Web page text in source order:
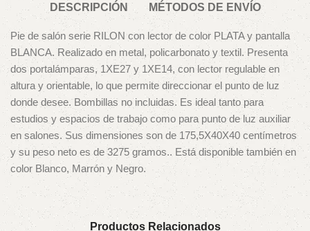
DESCRIPCIÓN MÉTODOS DE ENVÍO
Pie de salón serie RILON con lector de color PLATA y pantalla
BLANCA. Realizado en metal, policarbonato y textil. Presenta
dos portalámparas, 1XE27 y 1XE14, con lector regulable en
altura y orientable, lo que permite direccionar el punto de luz
donde desee. Bombillas no incluidas. Es ideal tanto para
estudios y espacios de trabajo como para punto de luz auxiliar
en salones. Sus dimensiones son de 175,5X40X40 centímetros
y su peso neto es de 3275 gramos.. Está disponible también en
color Blanco, Marrón y Negro.
Productos Relacionados